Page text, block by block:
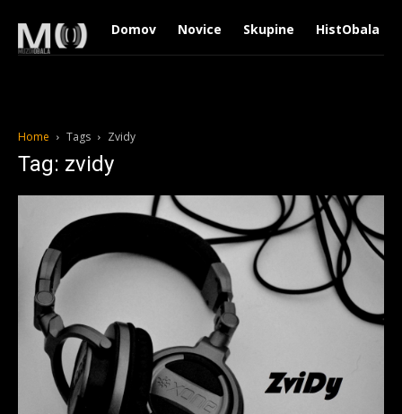
Domov Novice Skupine HistObala
Home Tags Zvidy
Tag: zvidy